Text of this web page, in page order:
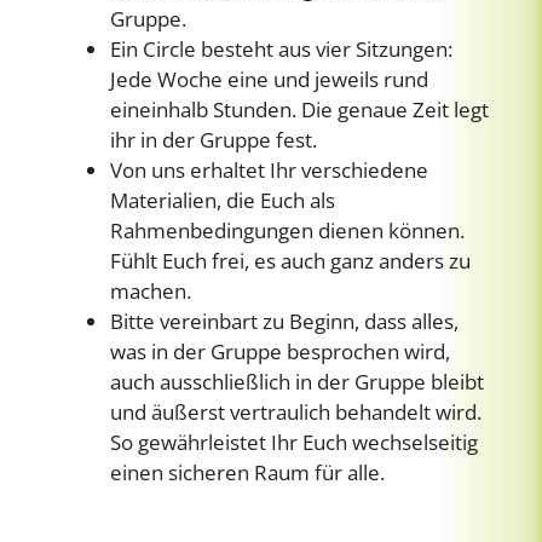
Gruppe.
Ein Circle besteht aus vier Sitzungen:
Jede Woche eine und jeweils rund
eineinhalb Stunden. Die genaue Zeit legt
ihr in der Gruppe fest.
Von uns erhaltet Ihr verschiedene
Materialien, die Euch als
Rahmenbedingungen dienen können.
Fühlt Euch frei, es auch ganz anders zu
machen.
Bitte vereinbart zu Beginn, dass alles,
was in der Gruppe besprochen wird,
auch ausschließlich in der Gruppe bleibt
und äußerst vertraulich behandelt wird.
So gewährleistet Ihr Euch wechselseitig
einen sicheren Raum für alle.